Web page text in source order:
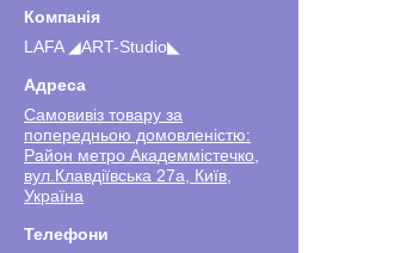
LAFA ◢ART-Studio◣
Самовивіз товару за
попередньою домовленістю:
Район метро Академмістечко,
вул.Клавдіївська 27а, Київ,
Україна